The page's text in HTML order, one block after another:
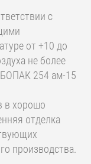
с
от +10 до
не более
254 ам-15
в хорошо
отделка
производства.